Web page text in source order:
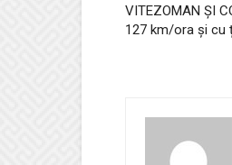
VITEZOMAN ȘI
127 km/ora și cu